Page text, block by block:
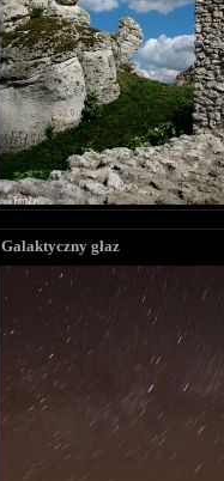
Galaktyczny głaz